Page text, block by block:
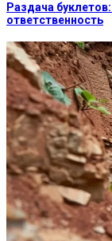
Раздача
ответственность